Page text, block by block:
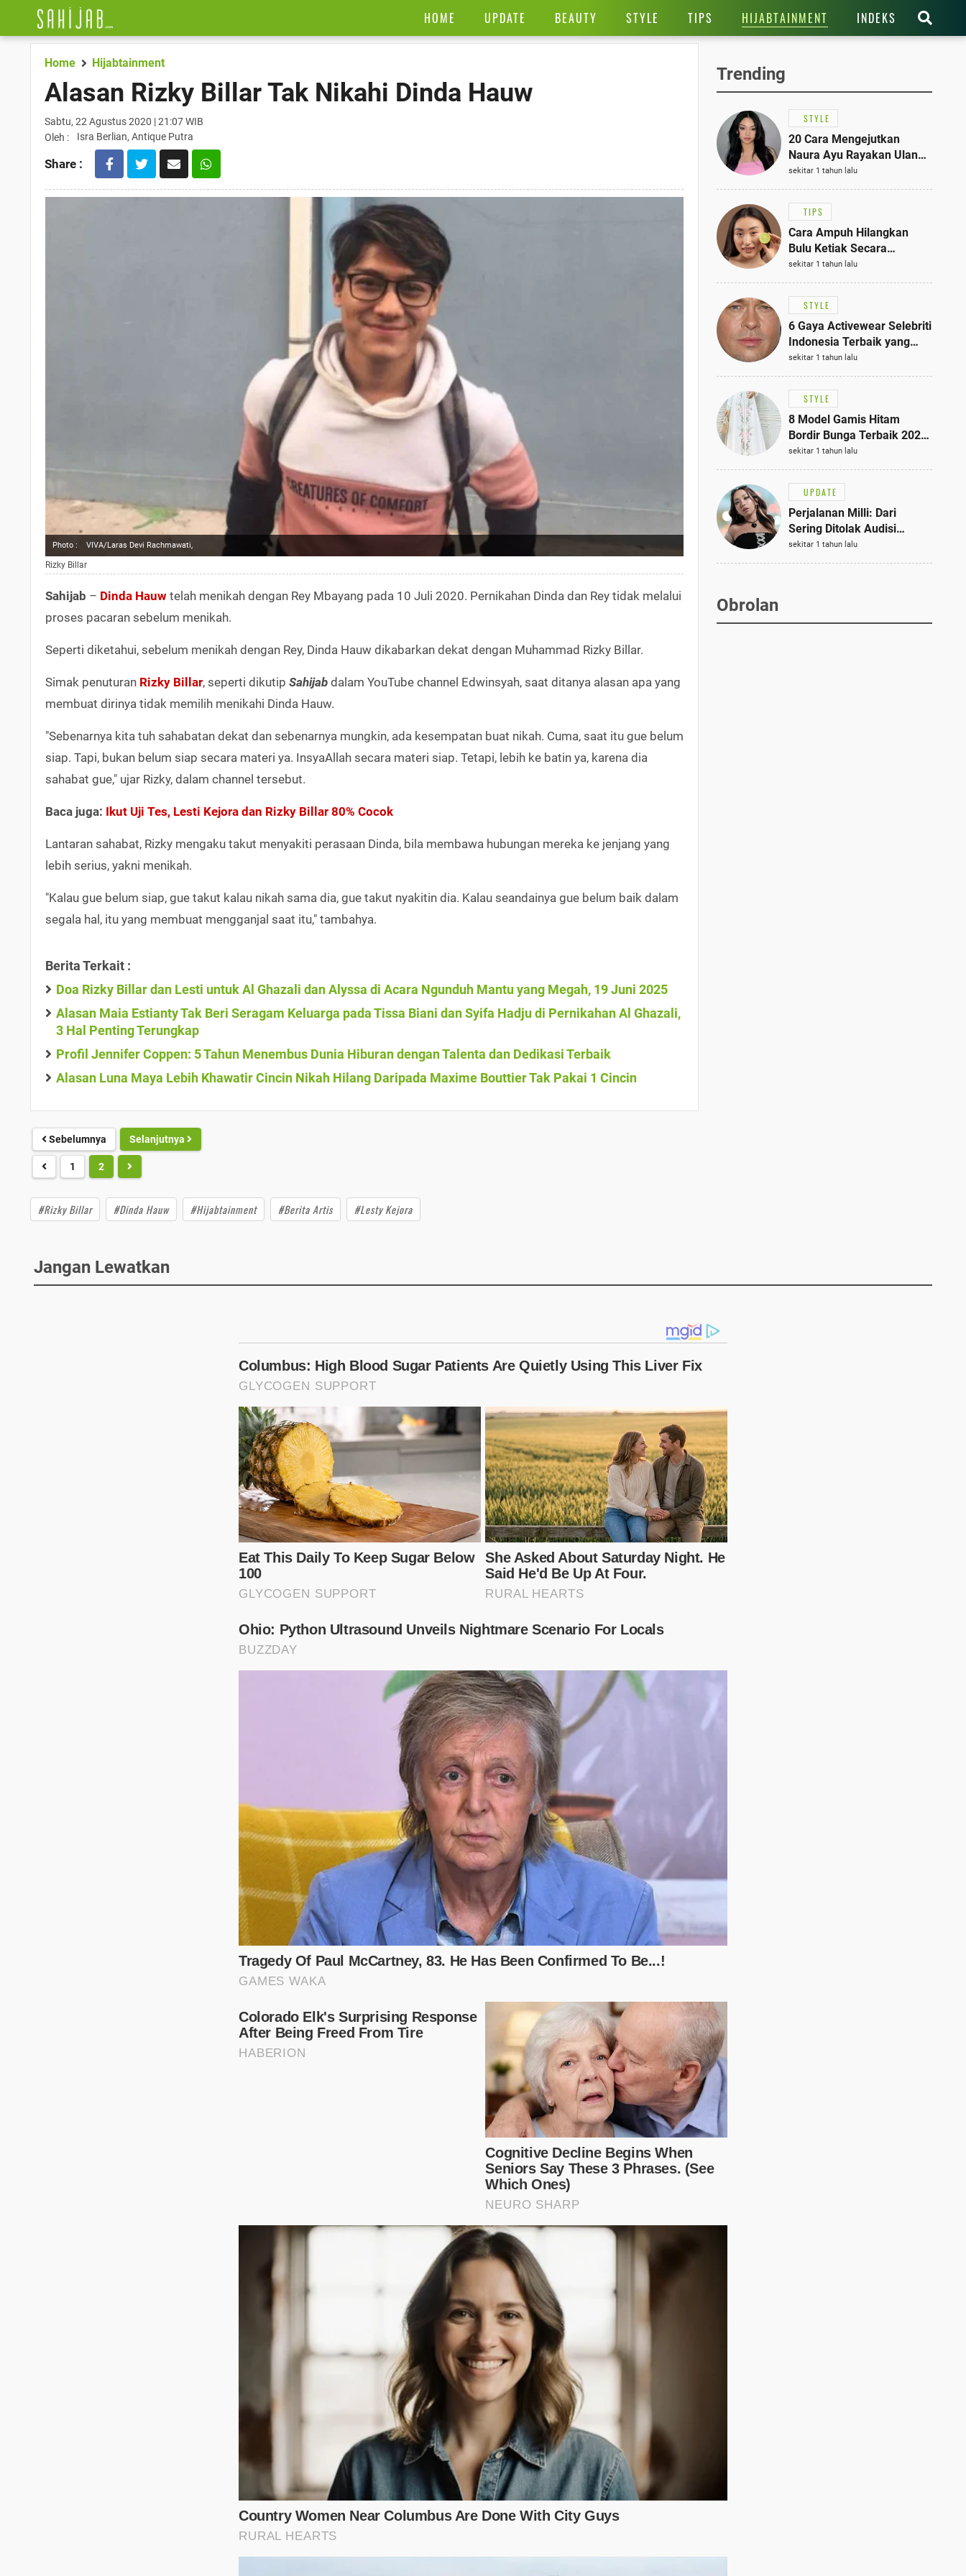
HOME UPDATE BEAUTY STYLE TIPS HIJABTAINMENT INDEKS
Home Hijabtainment
Alasan Rizky Billar Tak Nikahi Dinda Hauw
Sabtu, 22 Agustus 2020 | 21:07 WIB
Oleh :
Isra Berlian, Antique Putra
Share :
Photo : VIVA/Laras Devi Rachmawati,
Rizky Billar
Sahijab – Dinda Hauw telah menikah dengan Rey Mbayang pada 10 Juli 2020. Pernikahan Dinda dan Rey tidak melalui
proses pacaran sebelum menikah.
Seperti diketahui, sebelum menikah dengan Rey, Dinda Hauw dikabarkan dekat dengan Muhammad Rizky Billar.
Simak penuturan Rizky Billar, seperti dikutip Sahijab dalam YouTube channel Edwinsyah, saat ditanya alasan apa yang
membuat dirinya tidak memilih menikahi Dinda Hauw.
"Sebenarnya kita tuh sahabatan dekat dan sebenarnya mungkin, ada kesempatan buat nikah. Cuma, saat itu gue belum
siap. Tapi, bukan belum siap secara materi ya. InsyaAllah secara materi siap. Tetapi, lebih ke batin ya, karena dia
sahabat gue," ujar Rizky, dalam channel tersebut.
Baca juga: Ikut Uji Tes, Lesti Kejora dan Rizky Billar 80% Cocok​
Lantaran sahabat, Rizky mengaku takut menyakiti perasaan Dinda, bila membawa hubungan mereka ke jenjang yang
lebih serius, yakni menikah.
"Kalau gue belum siap, gue takut kalau nikah sama dia, gue takut nyakitin dia. Kalau seandainya gue belum baik dalam
segala hal, itu yang membuat mengganjal saat itu," tambahya.
Berita Terkait :
Doa Rizky Billar dan Lesti untuk Al Ghazali dan Alyssa di Acara Ngunduh Mantu yang Megah, 19 Juni 2025
Alasan Maia Estianty Tak Beri Seragam Keluarga pada Tissa Biani dan Syifa Hadju di Pernikahan Al Ghazali,
3 Hal Penting Terungkap
Profil Jennifer Coppen: 5 Tahun Menembus Dunia Hiburan dengan Talenta dan Dedikasi Terbaik
Alasan Luna Maya Lebih Khawatir Cincin Nikah Hilang Daripada Maxime Bouttier Tak Pakai 1 Cincin
Sebelumnya Selanjutnya
1 2
#Rizky Billar #Dinda Hauw #Hijabtainment #Berita Artis #Lesty Kejora
Trending
STYLE
20 Cara Mengejutkan
Naura Ayu Rayakan Ulang
Tahun di Panti Asuhan,
Terlihat Anggun dengan
Kaftan Cokelat
sekitar 1 tahun lalu
TIPS
Cara Ampuh Hilangkan
Bulu Ketiak Secara
Permanen dalam 5
Langkah Sederhana
sekitar 1 tahun lalu
STYLE
6 Gaya Activewear Selebriti
Indonesia Terbaik yang
Bisa Jadi Inspirasi
Fashionmu
sekitar 1 tahun lalu
STYLE
8 Model Gamis Hitam
Bordir Bunga Terbaik 2025,
Stylish untuk Hangout
hingga Acara Semi-Formal
sekitar 1 tahun lalu
UPDATE
Perjalanan Milli: Dari
Sering Ditolak Audisi
hingga Menjadi Rapper Top
10 Thailand
sekitar 1 tahun lalu
Obrolan
Jangan Lewatkan